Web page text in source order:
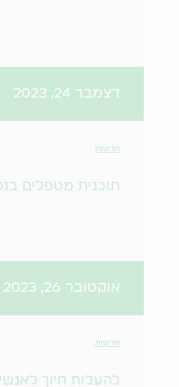
דצמבר 24, 2023
חדשות
תוכנית מטפלים
אוקטובר 26, 2023
חדשות
להעלות חיוך